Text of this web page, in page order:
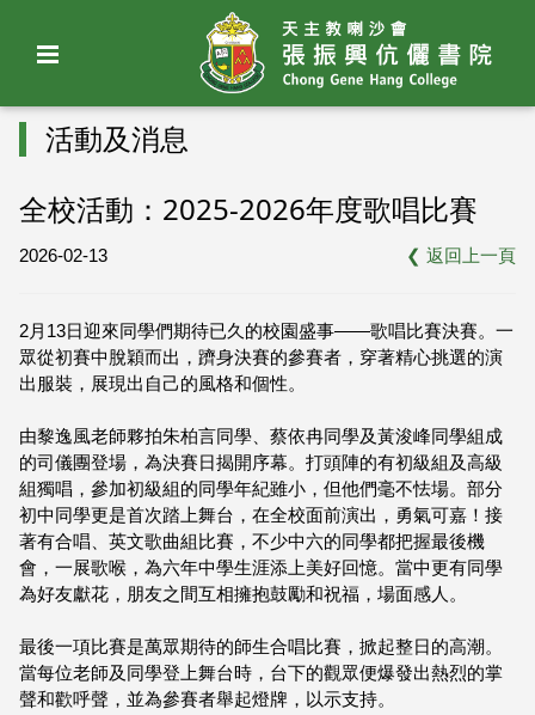
活動及消息
全校活動：2025-2026年度歌唱比賽
2026-02-13 ❮ 返回上一頁
2月13日迎來同學們期待已久的校園盛事——歌唱比賽決賽。一
眾從初賽中脫穎而出，躋身決賽的參賽者，穿著精心挑選的演
出服裝，展現出自己的風格和個性。
由黎逸風老師夥拍朱柏言同學、蔡依冉同學及黃浚峰同學組成
的司儀團登場，為決賽日揭開序幕。打頭陣的有初級組及高級
組獨唱，參加初級組的同學年紀雖小，但他們毫不怯場。部分
初中同學更是首次踏上舞台，在全校面前演出，勇氣可嘉！接
著有合唱、英文歌曲組比賽，不少中六的同學都把握最後機
會，一展歌喉，為六年中學生涯添上美好回憶。當中更有同學
為好友獻花，朋友之間互相擁抱鼓勵和祝福，場面感人。
最後一項比賽是萬眾期待的師生合唱比賽，掀起整日的高潮。
當每位老師及同學登上舞台時，台下的觀眾便爆發出熱烈的掌
聲和歡呼聲，並為參賽者舉起燈牌，以示支持。